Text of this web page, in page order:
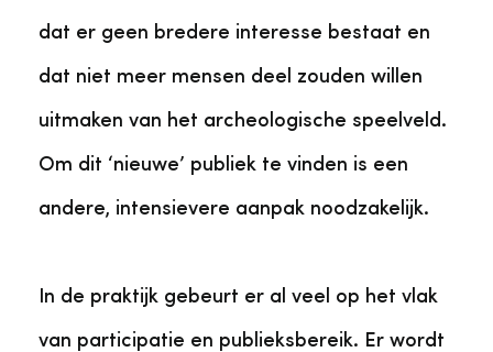
dat er geen bredere interesse bestaat en
dat niet meer mensen deel zouden willen
uitmaken van het archeologische speelveld.
Om dit ‘nieuwe’ publiek te vinden is een
andere, intensievere aanpak noodzakelijk.
In de praktijk gebeurt er al veel op het vlak
van participatie en publieksbereik. Er wordt